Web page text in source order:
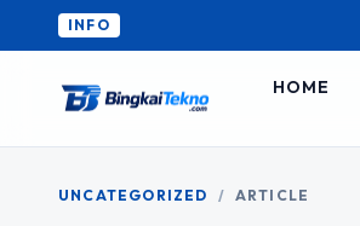
INFO
HOME
UNCATEGORIZED / ARTICLE